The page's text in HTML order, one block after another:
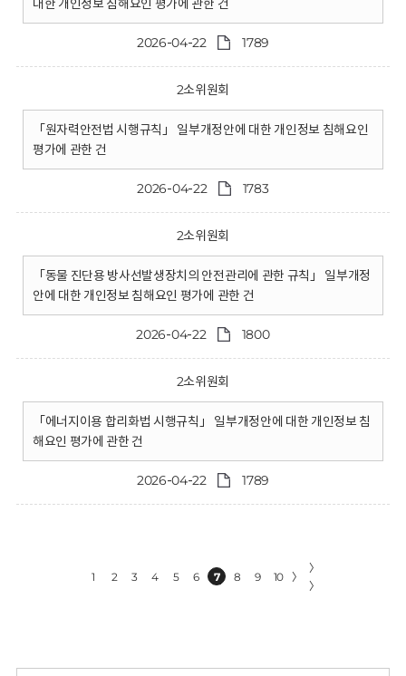
대한 개인정보 침해요인 평가에 관한 건
2026-04-22 1789
2소위원회
「원자력안전법 시행규칙」 일부개정안에 대한 개인정보 침해요인
평가에 관한 건
2026-04-22 1783
2소위원회
「동물 진단용 방사선발생장치의 안전관리에 관한 규칙」 일부개정
안에 대한 개인정보 침해요인 평가에 관한 건
2026-04-22 1800
2소위원회
「에너지이용 합리화법 시행규칙」 일부개정안에 대한 개인정보 침
해요인 평가에 관한 건
2026-04-22 1789
1 2 3 4 5 6 7 8 9 10 〉
〉
〉